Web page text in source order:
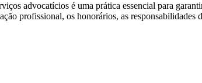
advocatícios é uma prática essencial para
profissional, os honorários, as responsabilidades